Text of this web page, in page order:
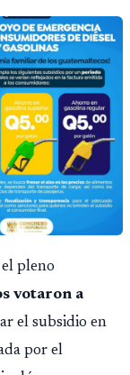
pleno
votaron a
el subsidio en
por el